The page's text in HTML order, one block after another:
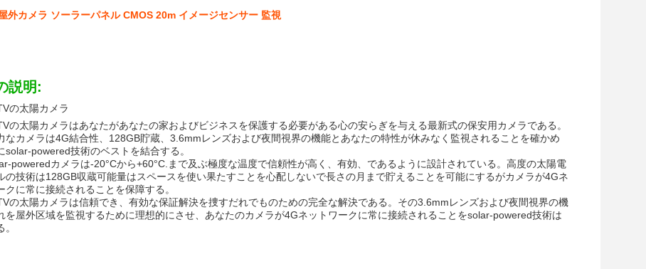
外カメラ ソーラーパネル CMOS 20m イメージセンサー 監視
説明:
の太陽カメラ
の太陽カメラはあなたがあなたの家およびビジネスを保護する必要がある心の安らぎを与える最新式の保安用カメラである。
なカメラは4G結合性、128GB貯蔵、3.6mmレンズおよび夜間視界の機能とあなたの特性が休みなく監視されることを確かめ
solar-powered技術のベストを結合する。
poweredカメラは-20°Cから+60°C.まで及ぶ極度な温度で信頼性が高く、有効、であるように設計されている。高度の太陽電
の技術は128GB収蔵可能量はスペースを使い果たすことを心配しないで長さの月まで貯えることを可能にするがカメラが4Gネ
クに常に接続されることを保障する。
の太陽カメラは信頼でき、有効な保証解決を捜すだれでものための完全な解決である。その3.6mmレンズおよび夜間視界の機
を屋外区域を監視するために理想的にさせ、あなたのカメラが4Gネットワークに常に接続されることをsolar-powered技術は